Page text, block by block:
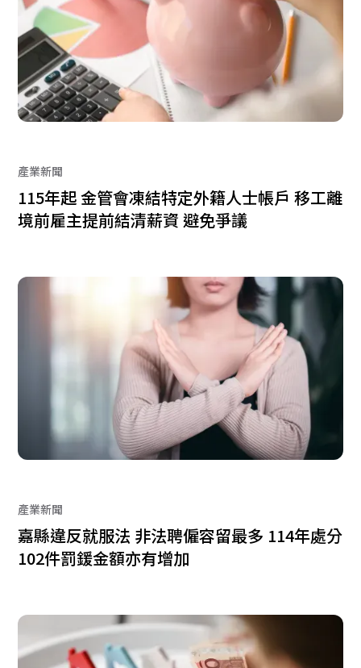
產業新聞
115年起 金管會凍結特定外籍人士帳戶 移工離
境前雇主提前結清薪資 避免爭議
產業新聞
嘉縣違反就服法 非法聘僱容留最多 114年處分
102件罰鍰金額亦有增加